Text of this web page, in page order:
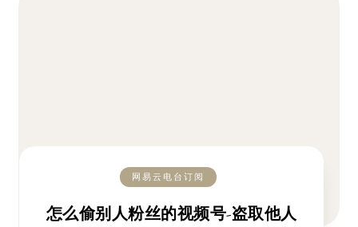
网易云电台订阅
怎么偷别人粉丝的视频号-盗取他人